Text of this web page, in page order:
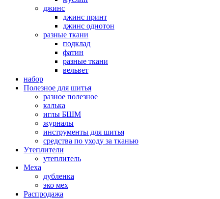
джинс
джинс принт
джинс однотон
разные ткани
подклад
фатин
разные ткани
вельвет
набор
Полезное для шитья
разное полезное
калька
иглы БШМ
журналы
инструменты для шитья
средства по уходу за тканью
Утеплители
утеплитель
Меха
дубленка
эко мех
Распродажа